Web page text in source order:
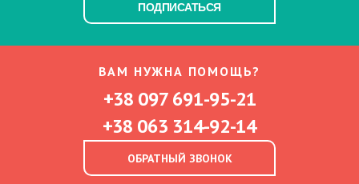
ПОДПИСАТЬСЯ
ВАМ НУЖНА ПОМОЩЬ?
+38 097 691-95-21
+38 063 314-92-14
ОБРАТНЫЙ ЗВОНОК